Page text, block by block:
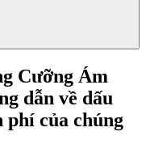
Cưỡng Ám
dẫn về dấu
của chúng